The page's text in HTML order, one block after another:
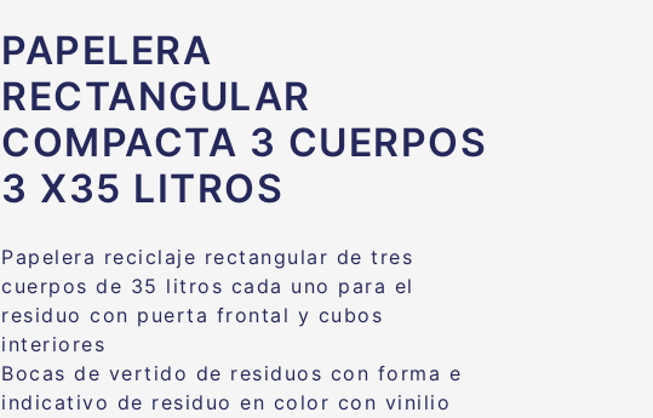
PAPELERA
RECTANGULAR
COMPACTA 3 CUERPOS
3 X35 LITROS
Papelera reciclaje rectangular de tres
cuerpos de 35 litros cada uno para el
residuo con puerta frontal y cubos
interiores
Bocas de vertido de residuos con forma e
indicativo de residuo en color con vinilio